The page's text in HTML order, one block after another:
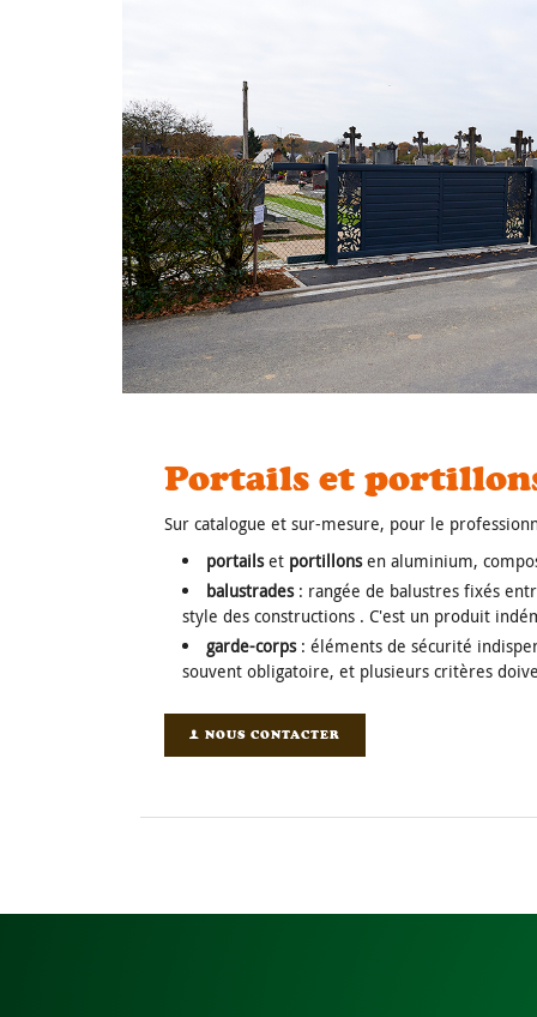
Portails et
Sur catalogue et sur-mesure, pour le
portailset portillonsen aluminium,
balustrades: rangée de balustres fixés
style des constructions . C'est un produit
garde-corps: éléments de sécurité
souvent obligatoire, et plusieurs critères
NOUS CONTACTER